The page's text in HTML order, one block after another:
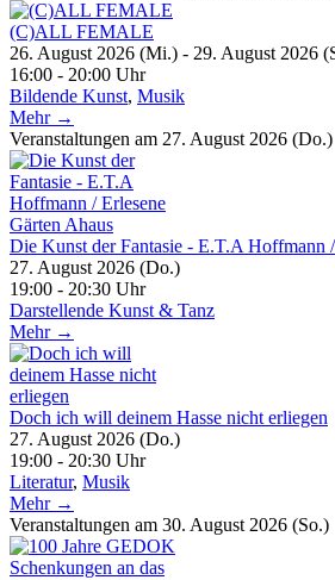
(C)ALL FEMALE
26. August 2026 (Mi.) - 29. August 2026
16:00 - 20:00 Uhr
Bildende Kunst, Musik
Mehr →
Veranstaltungen am 27. August 2026 (Do.)
Die Kunst der Fantasie - E.T.A Hoffmann
27. August 2026 (Do.)
19:00 - 20:30 Uhr
Darstellende Kunst & Tanz
Mehr →
Doch ich will deinem Hasse nicht erliegen
27. August 2026 (Do.)
19:00 - 20:30 Uhr
Literatur, Musik
Mehr →
Veranstaltungen am 30. August 2026 (So.)